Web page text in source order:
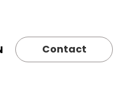
Contact